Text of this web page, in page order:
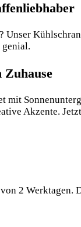
Unser
mit
Akzente.
2 Werktagen.